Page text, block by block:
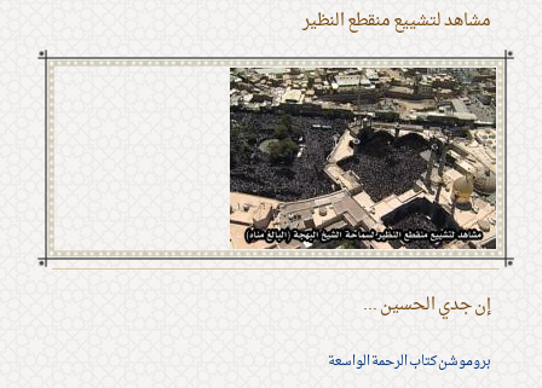
مشاهد لتشييع منقطع النظير
إن جدي الحسين ...
بروموشن كتاب الرحمة الواسعة